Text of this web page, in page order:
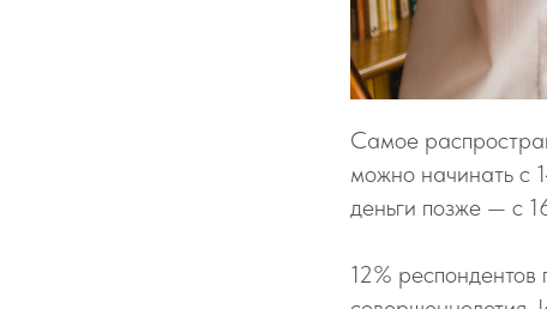
Самое
можно начинать с
деньги позже — с
12%